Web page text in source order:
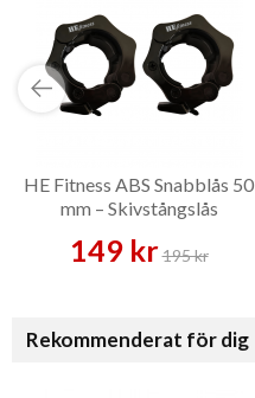
HE Fitness ABS Snabblås 50
mm – Skivstångslås
149 kr195 kr
Rekommenderat för dig